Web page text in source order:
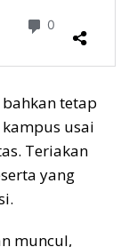
tetap
usai
Teriakan
yang
muncul,